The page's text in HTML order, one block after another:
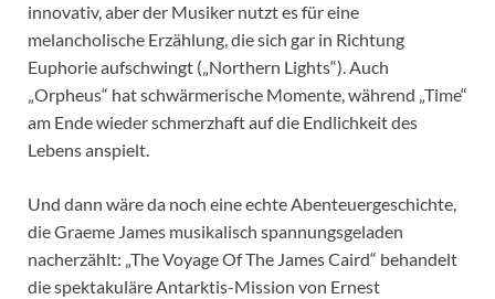
innovativ, aber der Musiker nutzt es für eine
melancholische Erzählung, die sich gar in Richtung
Euphorie aufschwingt („Northern Lights“). Auch
„Orpheus“ hat schwärmerische Momente, während „Time“
am Ende wieder schmerzhaft auf die Endlichkeit des
Lebens anspielt.
Und dann wäre da noch eine echte Abenteuergeschichte,
die Graeme James musikalisch spannungsgeladen
nacherzählt: „The Voyage Of The James Caird“ behandelt
die spektakuläre Antarktis-Mission von Ernest